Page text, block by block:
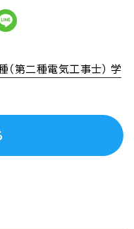
第二種電気工事士） 学